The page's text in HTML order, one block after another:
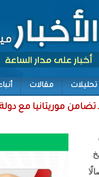
تحليلات مقالات
موريتانيا مع